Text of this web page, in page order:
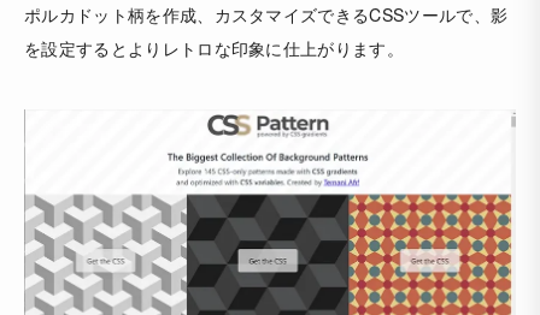
ポルカドット柄を作成、カスタマイズできるCSSツールで、影
を設定するとよりレトロな印象に仕上がります。